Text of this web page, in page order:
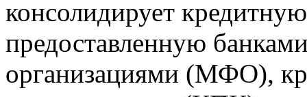
консолидирует
предоставленную
организациями (МФО),